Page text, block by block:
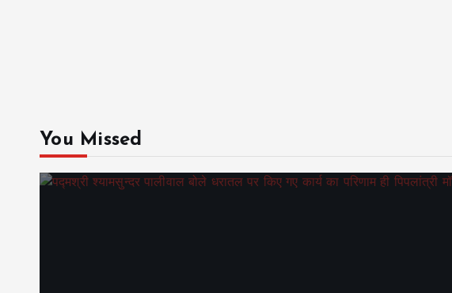
You Missed